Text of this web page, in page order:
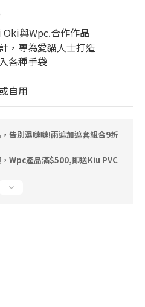
與Wpc.合作作品
，專為愛貓人士打造
各種手袋
自用
告別濕噠噠!雨遮加遮套組合9折
Wpc產品滿$500,即送Kiu PVC